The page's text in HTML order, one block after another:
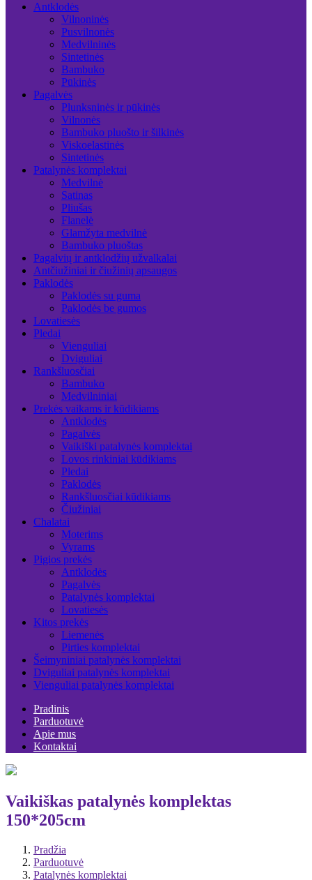
Antklodės
Vilnoninės
Pusvilnonės
Medvilninės
Sintetinės
Bambuko
Pūkinės
Pagalvės
Plunksninės ir pūkinės
Vilnonės
Bambuko pluošto ir šilkinės
Viskoelastinės
Sintetinės
Patalynės komplektai
Medvilnė
Satinas
Pliušas
Flanelė
Glamžyta medvilnė
Bambuko pluoštas
Pagalvių ir antklodžių užvalkalai
Antčiužiniai ir čiužinių apsaugos
Paklodės
Paklodės su guma
Paklodės be gumos
Lovatiesės
Pledai
Vienguliai
Dviguliai
Rankšluosčiai
Bambuko
Medvilniniai
Prekės vaikams ir kūdikiams
Antklodės
Pagalvės
Vaikiški patalynės komplektai
Lovos rinkiniai kūdikiams
Pledai
Paklodės
Rankšluosčiai kūdikiams
Čiužiniai
Chalatai
Moterims
Vyrams
Pigios prekės
Antklodės
Pagalvės
Patalynės komplektai
Lovatiesės
Kitos prekės
Liemenės
Pirties komplektai
Šeimyniniai patalynės komplektai
Dviguliai patalynės komplektai
Vienguliai patalynės komplektai
Pradinis
Parduotuvė
Apie mus
Kontaktai
Vaikiškas patalynės komplektas
150*205cm
Pradžia
Parduotuvė
Patalynės komplektai